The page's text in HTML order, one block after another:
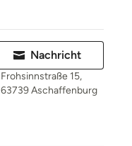
Nachricht
Frohsinnstraße 15,
63739 Aschaffenburg